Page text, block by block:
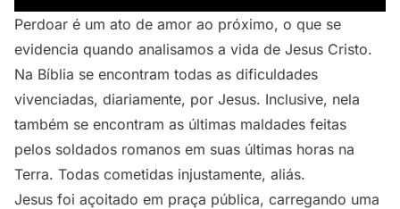
Perdoar é um ato de amor ao próximo, o que se
evidencia quando analisamos a vida de Jesus Cristo.
Na Bíblia se encontram todas as dificuldades
vivenciadas, diariamente, por Jesus. Inclusive, nela
também se encontram as últimas maldades feitas
pelos soldados romanos em suas últimas horas na
Terra. Todas cometidas injustamente, aliás.
Jesus foi açoitado em praça pública, carregando uma